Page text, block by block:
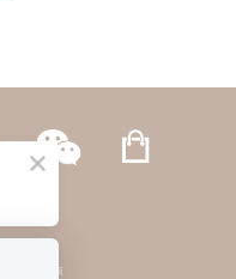
私隱政策